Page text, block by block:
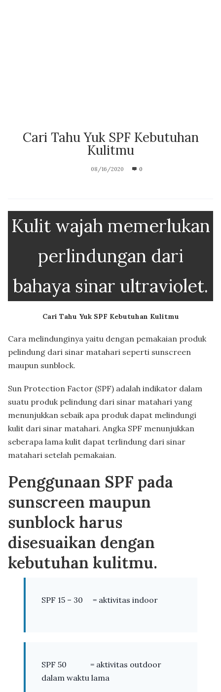
Cari Tahu Yuk SPF Kebutuhan
Kulitmu
08/16/2020 0
Kulit wajah memerlukan
perlindungan dari
bahaya sinar ultraviolet.
Cari Tahu Yuk SPF Kebutuhan Kulitmu
Cara melindunginya yaitu dengan pemakaian produk
pelindung dari sinar matahari seperti sunscreen
maupun sunblock.
Sun Protection Factor (SPF) adalah indikator dalam
suatu produk pelindung dari sinar matahari yang
menunjukkan sebaik apa produk dapat melindungi
kulit dari sinar matahari. Angka SPF menunjukkan
seberapa lama kulit dapat terlindung dari sinar
matahari setelah pemakaian.
Penggunaan SPF pada
sunscreen maupun
sunblock harus
disesuaikan dengan
kebutuhan kulitmu.
SPF 15 – 30 = aktivitas indoor
SPF 50 = aktivitas outdoor
dalam waktu lama